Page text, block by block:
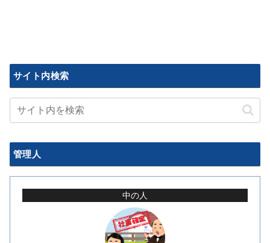
サイト内検索
管理人
中の人